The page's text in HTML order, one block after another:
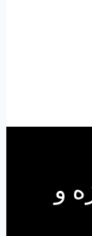
و